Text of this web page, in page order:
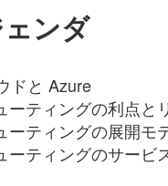
ンダ
ドと Azure
ーティングの利点と
ーティングの展開モ
ーティングのサービ